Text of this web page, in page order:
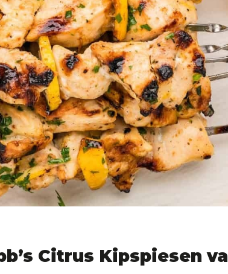
Citrus Kipspiesen